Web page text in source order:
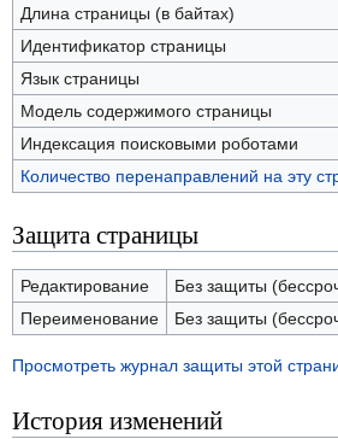
Длина страницы (в байтах)
Идентификатор страницы
Язык страницы
Модель содержимого страницы
Индексация поисковыми роботами
Количество перенаправлений на эту
Защита страницы
Редактирование
Без защиты
Переименование
Без защиты
Просмотреть журнал защиты этой
История изменений